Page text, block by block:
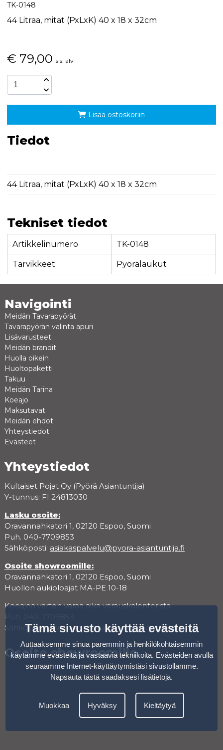
TK-0148
44 Litraa, mitat (PxLxK) 40 x 18 x 32cm
€ 79,00 sis. alv
Lisää ostoskoriin
Tiedot
44 Litraa, mitat (PxLxK) 40 x 18 x 32cm
Tekniset tiedot
Artikkelinumero TK-0148
Tarvikkeet Pyörälaukut
Navigointi
Meidän Tavarapyörät
Tavarapyörän valinta apuri
Lisävarusteet
Meidän brandit
Huolla oikein
Huoltopaketti
Takuu
Meidän Tarina
Koeajo
Maksutavat
Meidän ehdot
Yhteystiedot
Evästeet
Yhteystiedot
Kultaiset Pojat Oy (Pyörä Asiantuntija)
Y-tunnus: FI 24813030
Lasku osoite:
Oravannahkatori 1, 02120 Espoo, Suomi
Puh. 040-7709853
Sähköposti: asiakaspalvelu@pyora-asiantuntija.fi
Osoite showroomille:
Oravannahkatori 1, 02120 Espoo, Suomi
Huollon aukioloajat MA-PE 10-18
Koeajoa varten varaa aika varauskalenterista.
Sähköposti:asiakaspalvelu@pyora-asiantuntija.fi
Osoite showroomille
Tämä sivusto käyttää evästeitä
Auttaaksemme sinua paremmin ja henkilökohtaisemmin
käytämme evästeitä ja vastaavia tekniikoita. Evästeiden avulla
seuraamme Internet-käyttäytymistäsi sivustollamme.
Napsauta tästä saadaksesi lisätietoja.
Muokkaa Hyväksy Kieltäytyä